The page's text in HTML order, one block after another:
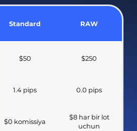
Standard RAW
$50 $250
1.4 pips 0.0 pips
$0 komissiya
$8 har bir lot
uchun